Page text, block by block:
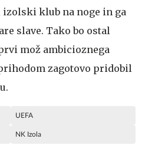
klub na noge in ga
slave. Tako bo ostal
mož ambicioznega
zagotovo pridobil
UEFA
NK Izola